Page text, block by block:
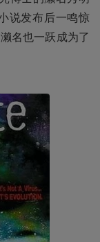
说发布后一鸣惊
名也一跃成为了